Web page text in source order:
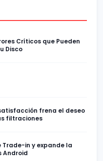
Críticos que Pueden
Disco
frena el deseo
filtraciones
in y expande la
Android